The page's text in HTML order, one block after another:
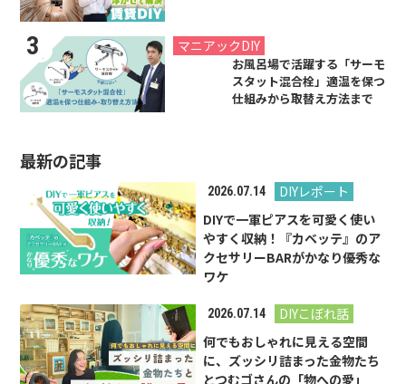
2019.08.31
マニアックDIY
お風呂場で活躍する「サーモ
スタット混合栓」適温を保つ
仕組みから取替え方法まで
最新の記事
2026.07.14
DIYレポート
DIYで一軍ピアスを可愛く使い
やすく収納！『カベッテ』のア
クセサリーBARがかなり優秀な
ワケ
2026.07.14
DIYこぼれ話
何でもおしゃれに見える空間
に、ズッシリ詰まった金物たち
とつむゴさんの「物への愛」